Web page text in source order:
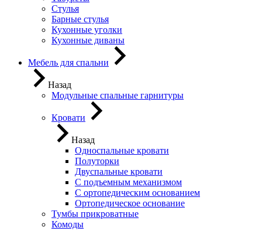
Стулья
Барные стулья
Кухонные уголки
Кухонные диваны
Мебель для спальни
Назад
Модульные спальные гарнитуры
Кровати
Назад
Односпальные кровати
Полуторки
Двуспальные кровати
С подъемным механизмом
С ортопедическим основанием
Ортопедическое основание
Тумбы прикроватные
Комоды